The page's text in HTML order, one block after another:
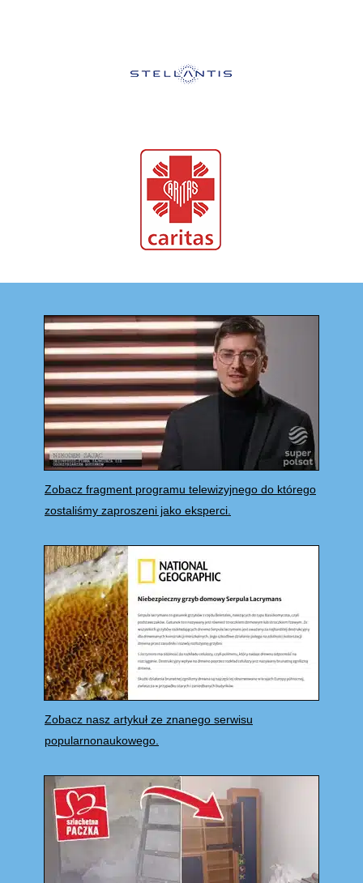
Zobacz fragment programu telewizyjnego do którego
zostaliśmy zaproszeni jako eksperci.
Zobacz nasz artykuł ze znanego serwisu
popularnonaukowego.